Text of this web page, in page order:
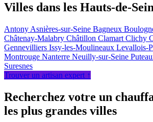
Villes dans les Hauts-de-
Antony Asnières-sur-Seine Bagneux
Châtenay-Malabry Châtillon Clamart Clichy
Gennevilliers Issy-les-Moulineaux Levallois-
Montrouge Nanterre Neuilly-sur-Seine
Suresnes
Trouver un artisan expert ↑
Recherchez votre un
les plus grandes villes